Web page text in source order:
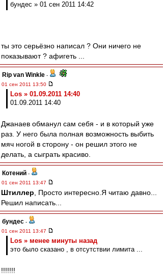
бундес » 01 сен 2011 14:42
ты это серьёзно написал ? Они ничего не
показывают ? афигеть ...
Rip van Winkle -
01 сен 2011 13:50
Los » 01.09.2011 14:40
01.09.2011 14:40
Джанаев обманул сам себя - и в который уже
раз. У него была полная возможность выбить
мяч ногой в сторону - он решил этого не
делать, а сыграть красиво.
Котений -
01 сен 2011 13:47
Штиллер , Просто интересно.Я читаю давно...
Решил написать...
бундес -
01 сен 2011 13:47
Los » менее минуты назад
это было сказано , в отсутствии лимита ...
!!!!!!!